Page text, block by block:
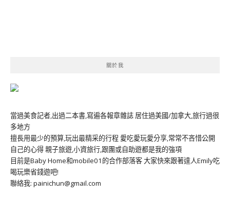
關於我
當過美食記者,出過二本書,寫遍各報章雜誌 居住過美國/加拿大,旅行過很
多地方
擅長用最少的預算,玩出最精采的行程 愛吃愛玩愛分享,常常不吝惜公開
自己的心得 親子旅遊,小資旅行,跟團或自助遊都是我的強項
目前是Baby Home和mobile01的合作部落客 大家快來跟著達人Emily吃
喝玩樂省錢遊吧!
聯絡我: painichun@gmail.com